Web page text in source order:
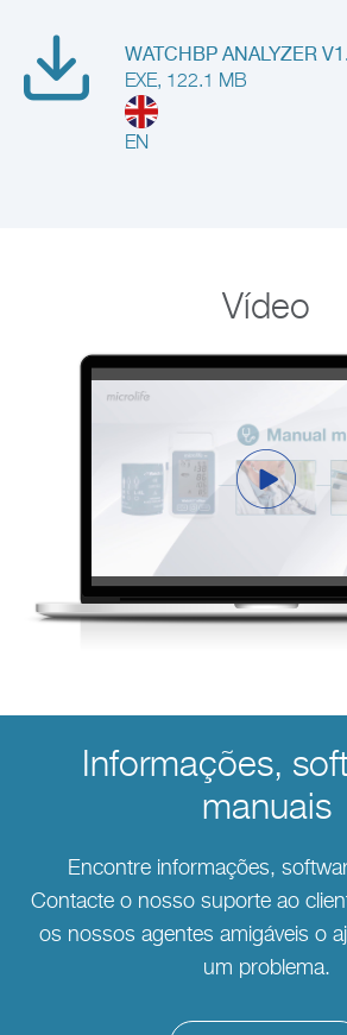
WATCHBP ANALYZER
EXE, 122.1 MB
EN
Vídeo
Informações,
manuais
Encontre informações,
Contacte o nosso suporte ao
os nossos agentes amigáveis o
um problema.